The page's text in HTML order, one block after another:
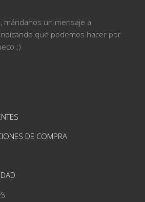
mándanos un mensaje a
qué podemos hacer por
;)
DE COMPRA